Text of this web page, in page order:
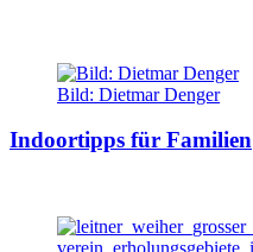
Bild: Dietmar Denger
Indoortipps für Familien